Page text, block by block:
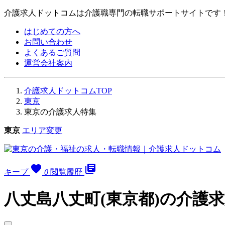
介護求人ドットコムは介護職専門の転職サポートサイトです！
はじめての方へ
お問い合わせ
よくあるご質問
運営会社案内
介護求人ドットコムTOP
東京
東京の介護求人特集
東京 エリア変更
キープ favorite 0 閲覧履歴 library_books
八丈島八丈町(東京都)の介護